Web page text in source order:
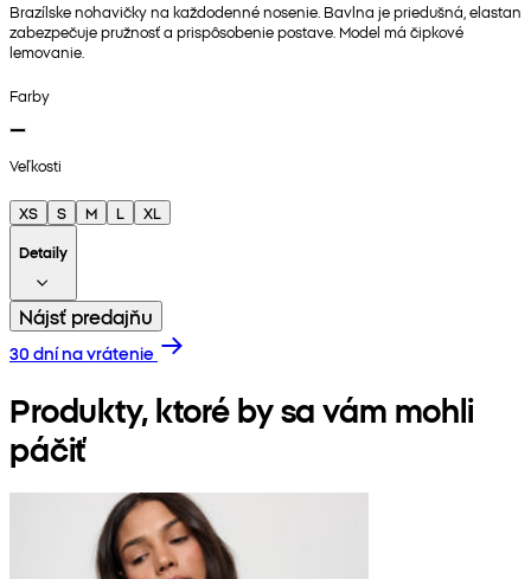
Brazílske nohavičky na každodenné nosenie. Bavlna je priedušná, elastan
zabezpečuje pružnosť a prispôsobenie postave. Model má čipkové
lemovanie.
Farby
Veľkosti
XS S M L
XL
Detaily
Nájsť predajňu
30 dní na vrátenie
Produkty, ktoré by sa vám mohli
páčiť